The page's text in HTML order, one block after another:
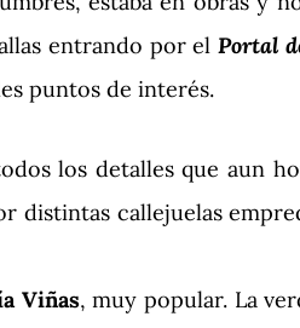
entrando por el Portal
puntos de interés.
los detalles que aun
distintas callejuelas
Viñas, muy popular. La